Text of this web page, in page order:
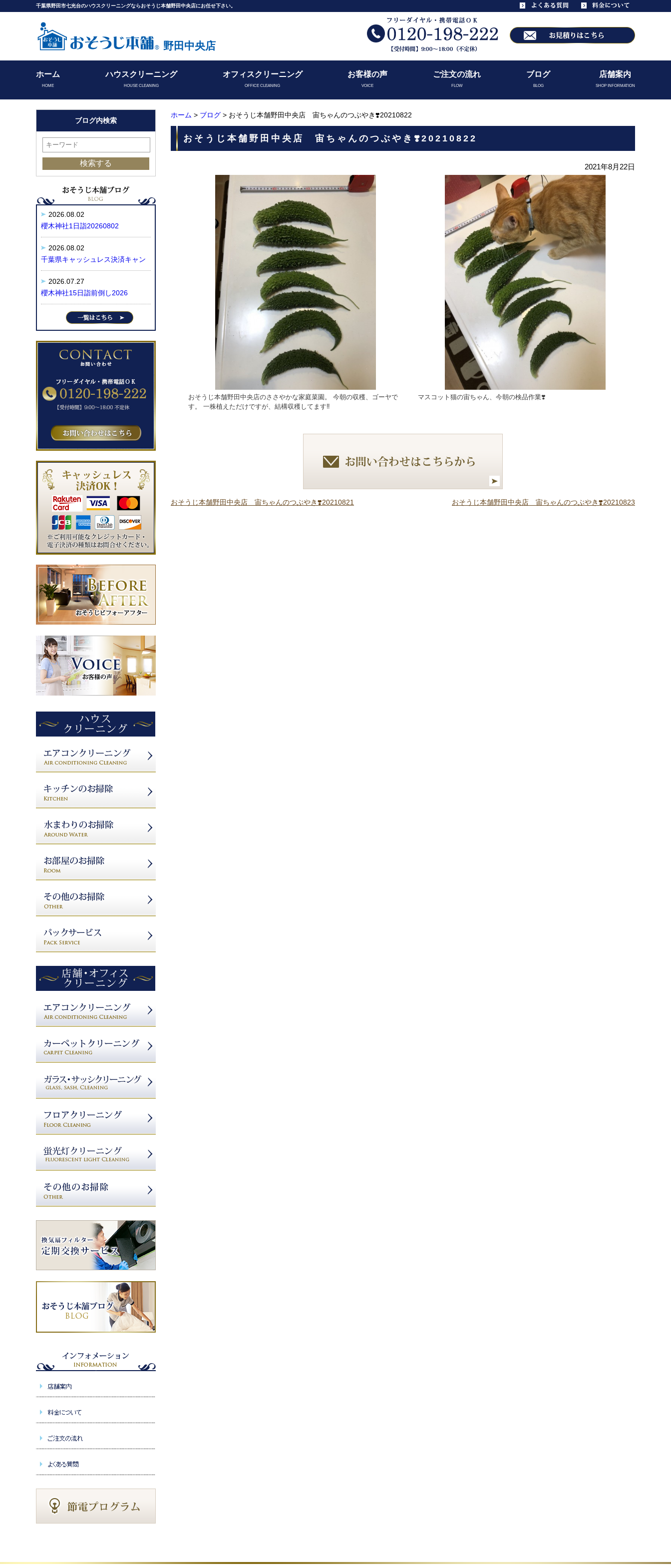
千葉県野田市七光台のハウスクリーニングならおそうじ本舗野田中央店にお任せ下さい。
野田中央店
ホーム
HOME
ハウスクリーニング
HOUSE CLEANING
オフィスクリーニング
OFFICE CLEANING
お客様の声
VOICE
ご注文の流れ
FLOW
ブログ
BLOG
店舗案内
SHOP INFORMATION
ホーム > ブログ > おそうじ本舗野田中央店 宙ちゃんのつぶやき❣️20210822
おそうじ本舗野田中央店 宙ちゃんのつぶやき❣️20210822
2021年8月22日
おそうじ本舗野田中央店のささやかな家庭菜園。 今朝の収穫、ゴーヤで
す。 一株植えただけですが、結構収穫してます‼️
マスコット猫の宙ちゃん、今朝の検品作業❣️
おそうじ本舗野田中央店 宙ちゃんのつぶやき❣️20210821 おそうじ本舗野田中央店 宙ちゃんのつぶやき❣️20210823
ブログ内検索
2026.08.02
櫻木神社1日詣20260802
2026.08.02
千葉県キャッシュレス決済キャン
2026.07.27
櫻木神社15日詣前倒し2026